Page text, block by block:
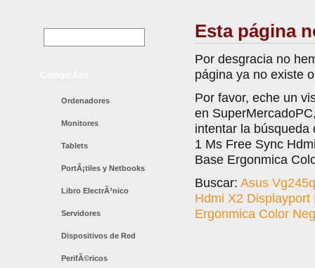
Ordenadores
Monitores
Tablets
PortÃ¡tiles y Netbooks
Libro ElectrÃ³nico
Servidores
Dispositivos de Red
PerifÃ©ricos
Esta página
Por desgracia no
página ya no existe
Por favor, eche un
en
intentar la búsqueda
1 Ms Free Sync
Base Ergonmica
Buscar: Asus
Hdmi X2
Ergonmica Color